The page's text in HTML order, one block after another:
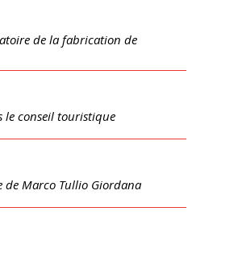
de la fabrication de
le conseil touristique
de Marco Tullio Giordana